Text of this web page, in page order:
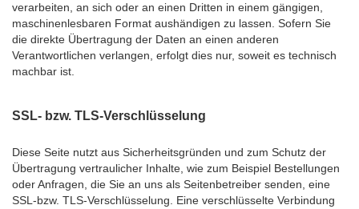
verarbeiten, an sich oder an einen Dritten in einem gängigen,
maschinenlesbaren Format aushändigen zu lassen. Sofern Sie
die direkte Übertragung der Daten an einen anderen
Verantwortlichen verlangen, erfolgt dies nur, soweit es technisch
machbar ist.
SSL- bzw. TLS-Verschlüsselung
Diese Seite nutzt aus Sicherheitsgründen und zum Schutz der
Übertragung vertraulicher Inhalte, wie zum Beispiel Bestellungen
oder Anfragen, die Sie an uns als Seitenbetreiber senden, eine
SSL-bzw. TLS-Verschlüsselung. Eine verschlüsselte Verbindung